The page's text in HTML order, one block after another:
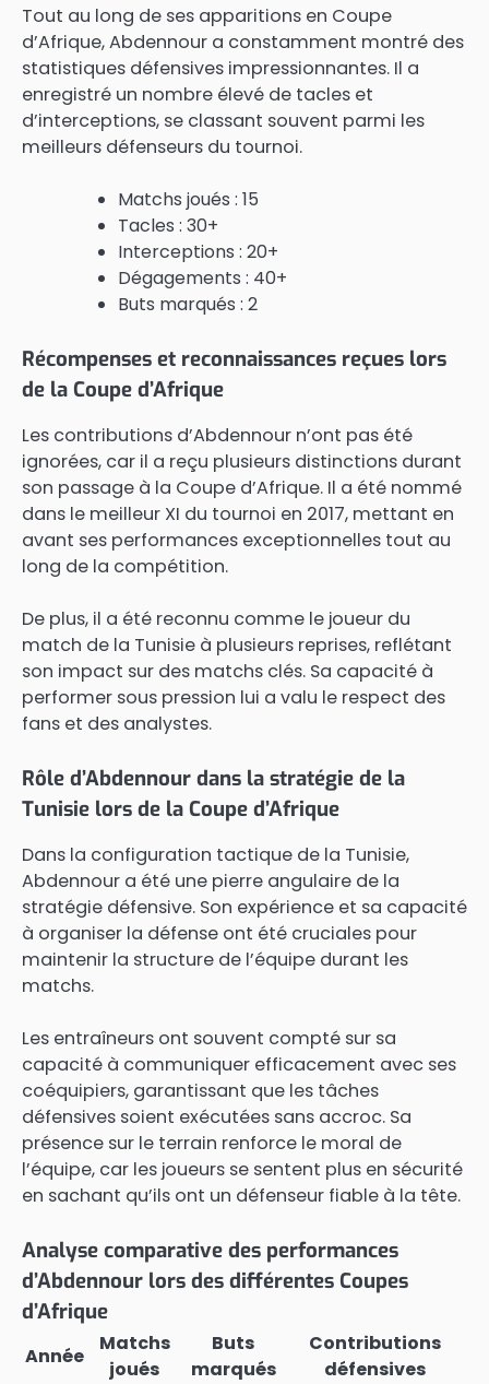
Tout au long de ses apparitions en Coupe
d’Afrique, Abdennour a constamment montré des
statistiques défensives impressionnantes. Il a
enregistré un nombre élevé de tacles et
d’interceptions, se classant souvent parmi les
meilleurs défenseurs du tournoi.
Matchs joués : 15
Tacles : 30+
Interceptions : 20+
Dégagements : 40+
Buts marqués : 2
Récompenses et reconnaissances reçues lors
de la Coupe d’Afrique
Les contributions d’Abdennour n’ont pas été
ignorées, car il a reçu plusieurs distinctions durant
son passage à la Coupe d’Afrique. Il a été nommé
dans le meilleur XI du tournoi en 2017, mettant en
avant ses performances exceptionnelles tout au
long de la compétition.
De plus, il a été reconnu comme le joueur du
match de la Tunisie à plusieurs reprises, reflétant
son impact sur des matchs clés. Sa capacité à
performer sous pression lui a valu le respect des
fans et des analystes.
Rôle d’Abdennour dans la stratégie de la
Tunisie lors de la Coupe d’Afrique
Dans la configuration tactique de la Tunisie,
Abdennour a été une pierre angulaire de la
stratégie défensive. Son expérience et sa capacité
à organiser la défense ont été cruciales pour
maintenir la structure de l’équipe durant les
matchs.
Les entraîneurs ont souvent compté sur sa
capacité à communiquer efficacement avec ses
coéquipiers, garantissant que les tâches
défensives soient exécutées sans accroc. Sa
présence sur le terrain renforce le moral de
l’équipe, car les joueurs se sentent plus en sécurité
en sachant qu’ils ont un défenseur fiable à la tête.
Analyse comparative des performances
d’Abdennour lors des différentes Coupes
d’Afrique
Année
Matchs
joués
Buts
marqués
Contributions
défensives